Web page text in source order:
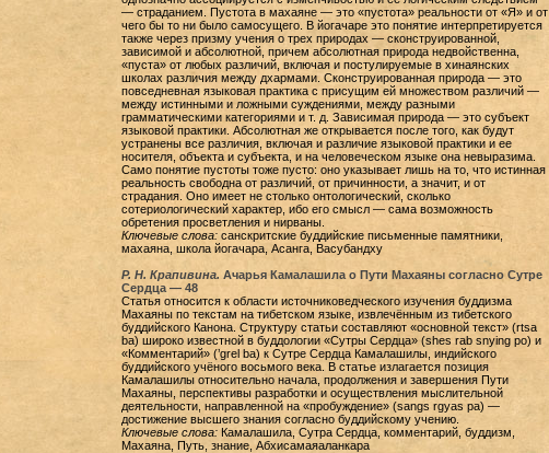
— страданием. Пустота в махаяне — это «пустота» реальности от «Я» и от
чего бы то ни было самосущего. В йогачаре это понятие интерпретируется
также через призму учения о трех природах — сконструированной,
зависимой и абсолютной, причем абсолютная природа недвойственна,
«пуста» от любых различий, включая и постулируемые в хинаянских
школах различия между дхармами. Сконструированная природа — это
повседневная языковая практика с присущим ей множеством различий —
между истинными и ложными суждениями, между разными
грамматическими категориями и т. д. Зависимая природа — это субъект
языковой практики. Абсолютная же открывается после того, как будут
устранены все различия, включая и различие языковой практики и ее
носителя, объекта и субъекта, и на человеческом языке она невыразима.
Само понятие пустоты тоже пусто: оно указывает лишь на то, что истинная
реальность свободна от различий, от причинности, а значит, и от
страдания. Оно имеет не столько онтологический, сколько
сотериологический характер, ибо его смысл — сама возможность
обретения просветления и нирваны.
Ключевые слова: санскритские буддийские письменные памятники,
махаяна, школа йогачара, Асанга, Васубандху
Р. Н. Крапивина. Ачарья Камалашила о Пути Махаяны согласно Сутре
Сердца — 48
Статья относится к области источниковедческого изучения буддизма
Махаяны по текстам на тибетском языке, извлечённым из тибетского
буддийского Канона. Структуру статьи составляют «основной текст» (rtsa
ba) широко известной в буддологии «Сутры Сердца» (shes rab snying po) и
«Комментарий» (’grel ba) к Сутре Сердца Камалашилы, индийского
буддийского учёного восьмого века. В статье излагается позиция
Камалашилы относительно начала, продолжения и завершения Пути
Махаяны, перспективы разработки и осуществления мыслительной
деятельности, направленной на «пробуждение» (sangs rgyas pa) —
достижение высшего знания согласно буддийскому учению.
Ключевые слова: Камалашила, Сутра Сердца, комментарий, буддизм,
Махаяна, Путь, знание, Абхисамаяаланкара